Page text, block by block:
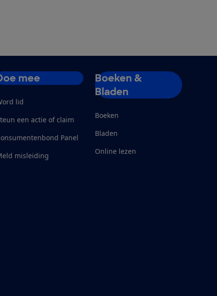
mee
lid
een actie of claim
Panel
misleiding
Boeken &
Bladen
Boeken
Bladen
Online lezen